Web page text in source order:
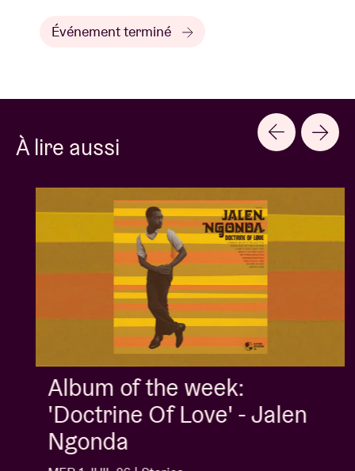
Événement terminé
À lire aussi
Album of the week:
'Doctrine Of Love' - Jalen
Ngonda